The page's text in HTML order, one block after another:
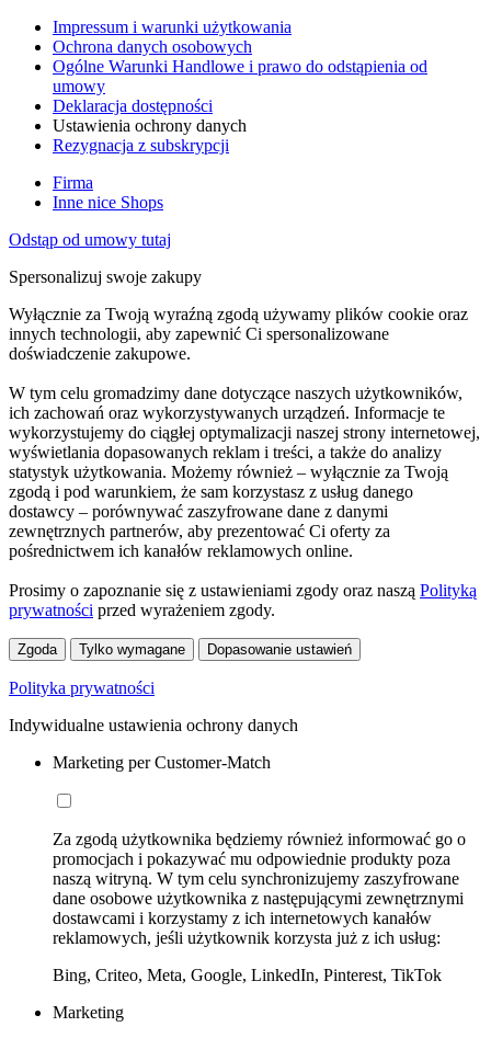
Impressum i warunki użytkowania
Ochrona danych osobowych
Ogólne Warunki Handlowe i prawo do odstąpienia od
umowy
Deklaracja dostępności
Ustawienia ochrony danych
Rezygnacja z subskrypcji
Firma
Inne nice Shops
Odstąp od umowy tutaj
Spersonalizuj swoje zakupy
Wyłącznie za Twoją wyraźną zgodą używamy plików cookie oraz
innych technologii, aby zapewnić Ci spersonalizowane
doświadczenie zakupowe.
W tym celu gromadzimy dane dotyczące naszych użytkowników,
ich zachowań oraz wykorzystywanych urządzeń. Informacje te
wykorzystujemy do ciągłej optymalizacji naszej strony internetowej,
wyświetlania dopasowanych reklam i treści, a także do analizy
statystyk użytkowania. Możemy również – wyłącznie za Twoją
zgodą i pod warunkiem, że sam korzystasz z usług danego
dostawcy – porównywać zaszyfrowane dane z danymi
zewnętrznych partnerów, aby prezentować Ci oferty za
pośrednictwem ich kanałów reklamowych online.
Prosimy o zapoznanie się z ustawieniami zgody oraz naszą Polityką
prywatności przed wyrażeniem zgody.
Zgoda Tylko wymagane Dopasowanie ustawień
Polityka prywatności
Indywidualne ustawienia ochrony danych
Marketing per Customer-Match
Za zgodą użytkownika będziemy również informować go o
promocjach i pokazywać mu odpowiednie produkty poza
naszą witryną. W tym celu synchronizujemy zaszyfrowane
dane osobowe użytkownika z następującymi zewnętrznymi
dostawcami i korzystamy z ich internetowych kanałów
reklamowych, jeśli użytkownik korzysta już z ich usług:
Bing, Criteo, Meta, Google, LinkedIn, Pinterest, TikTok
Marketing